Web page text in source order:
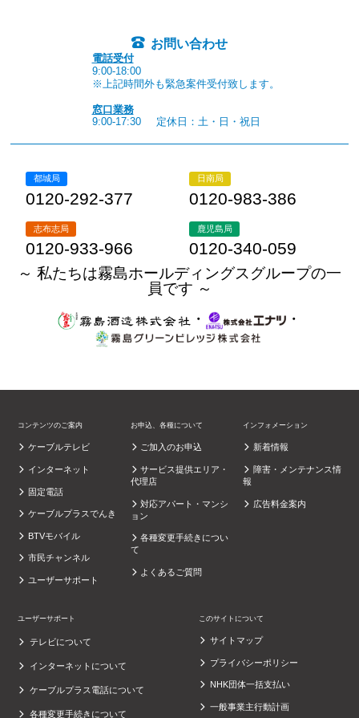
お問い合わせ
電話受付
9:00-18:00
※上記時間外も緊急案件受付致します。
窓口業務
9:00-17:30
定休日：土・日・祝日
都城局
0120-292-377
日南局
0120-983-386
志布志局
0120-933-966
鹿児島局
0120-340-059
～ 私たちは霧島ホールディングスグループの一
員です ～
・
・
コンテンツのご案内
ケーブルテレビ
インターネット
固定電話
ケーブルプラスでんき
BTVモバイル
市民チャンネル
ユーザーサポート
お申込、各種について
ご加入のお申込
サービス提供エリア・
代理店
対応アパート・マンシ
ョン
各種変更手続きについ
て
よくあるご質問
インフォメーション
新着情報
障害・メンテナンス情
報
広告料金案内
ユーザーサポート
テレビについて
インターネットについて
ケーブルプラス電話について
各種変更手続きについて
このサイトについて
サイトマップ
プライバシーポリシー
NHK団体一括支払い
一般事業主行動計画